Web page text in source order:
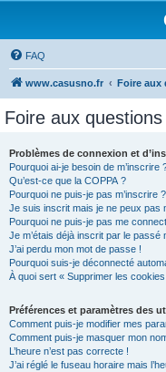
FAQ
www.casusno.fr Foire aux
Foire aux questions
Problèmes de connexion et
Pourquoi ai-je besoin de m’inscrire
Qu’est-ce que la COPPA ?
Pourquoi ne puis-je pas m’inscrire ?
Je suis inscrit mais je ne peux pas
Pourquoi ne puis-je pas me
Je m’étais déjà inscrit par le
J’ai perdu mon mot de passe !
Pourquoi suis-je déconnecté
À quoi sert « Supprimer les
Préférences et paramètres des
Comment puis-je modifier mes
Comment puis-je masquer mon
L’heure n’est pas correcte !
J’ai réglé le fuseau horaire mais